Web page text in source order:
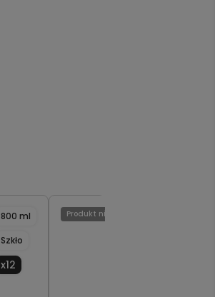
800 ml
Szkło
x12
Produkt niedostępny